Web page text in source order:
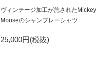
ヴィンテージ加工が施されたMickey
Mouseのシャンブレーシャツ
25,000円(税抜)